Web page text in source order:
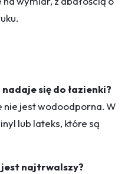
się do łazienki?
nie jest wodoodporna. W
lub lateks, które są
najtrwalszy?